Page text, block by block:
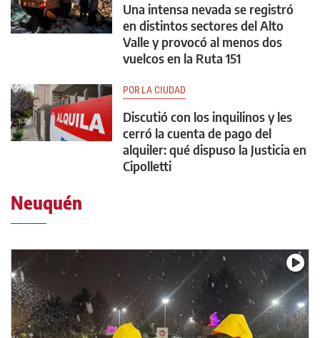
Una intensa nevada se registró
en distintos sectores del Alto
Valle y provocó al menos dos
vuelcos en la Ruta 151
POR LA CIUDAD
Discutió con los inquilinos y les
cerró la cuenta de pago del
alquiler: qué dispuso la Justicia en
Cipolletti
Neuquén